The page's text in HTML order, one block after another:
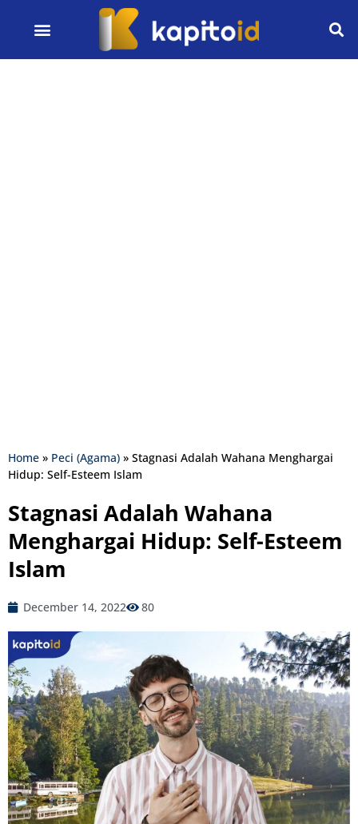
Home » Peci (Agama) » Stagnasi Adalah Wahana Menghargai
Hidup: Self-Esteem Islam
Stagnasi Adalah Wahana
Menghargai Hidup: Self-Esteem
Islam
December 14, 2022 80